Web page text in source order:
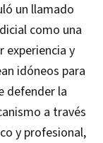
un llamado
como una
experiencia y
idóneos para
defender la
a través
y profesional,